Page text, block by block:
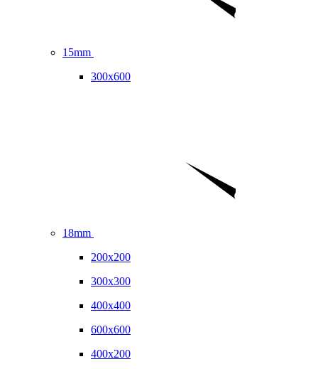
15mm
300x600
18mm
200x200
300x300
400x400
600x600
400x200